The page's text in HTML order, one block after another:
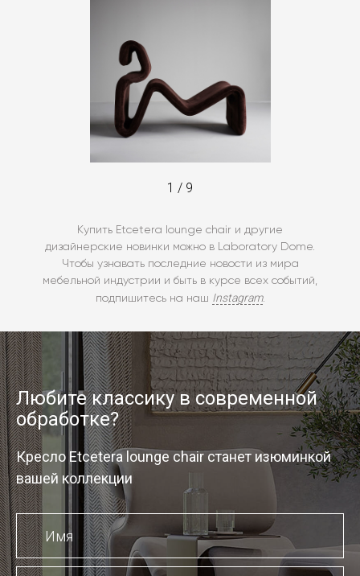
1 / 9
Купить Etcetera lounge chair и другие
дизайнерские новинки можно в Laboratory Dome.
Чтобы узнавать последние новости из мира
мебельной индустрии и быть в курсе всех событий,
подпишитесь на наш Instagram.
Любите классику в современной
обработке?
Кресло Etcetera lounge chair станет изюминкой
вашей коллекции